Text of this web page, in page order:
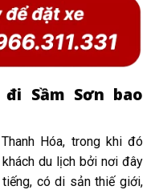
Sầm Sơn bao
Hóa, trong khi đó
du lịch bởi nơi đây
có di sản thiế giới,